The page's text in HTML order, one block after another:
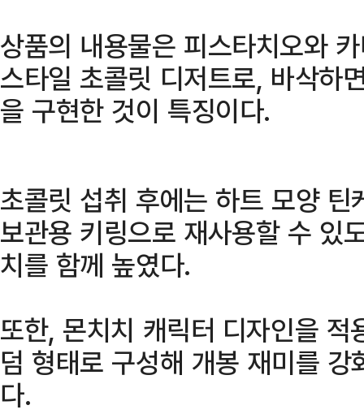
상품의 내용물은 피스타치오와
스타일 초콜릿 디저트로, 바삭하
을 구현한 것이 특징이다.
초콜릿 섭취 후에는 하트 모양
보관용 키링으로 재사용할 수 있
치를 함께 높였다.
또한, 몬치치 캐릭터 디자인을
덤 형태로 구성해 개봉 재미를
다.